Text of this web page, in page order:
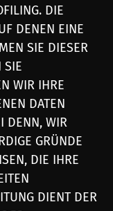
DIE
DENEN EINE
SIE DIESER
SIE
WIR IHRE
DATEN
DENN, WIR
GRÜNDE
DIE IHRE
DIENT DER